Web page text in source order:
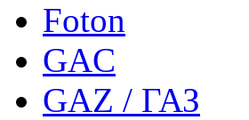
Foton
GAC
GAZ / ГАЗ